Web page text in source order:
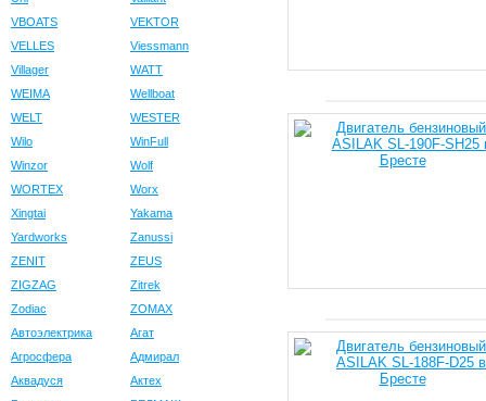
VBOATS
VEKTOR
VELLES
Viessmann
Villager
WATT
WEIMA
Wellboat
WELT
WESTER
Wilo
WinFull
Winzor
Wolf
WORTEX
Worx
Xingtai
Yakama
Yardworks
Zanussi
ZENIT
ZEUS
ZIGZAG
Zitrek
Zodiac
ZOMAX
Автоэлектрика
Агат
Агросфера
Адмирал
Аквадуся
Актех